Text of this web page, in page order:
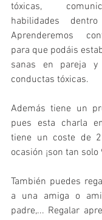
tóxicas,
habilidades
Aprenderemos
para que podáis
sanas en pareja
conductas tóxicas.
Además tiene un
pues esta charla
tiene un coste de
ocasión ¡son tan solo
También puedes
a una amiga o
padre,... Regalar